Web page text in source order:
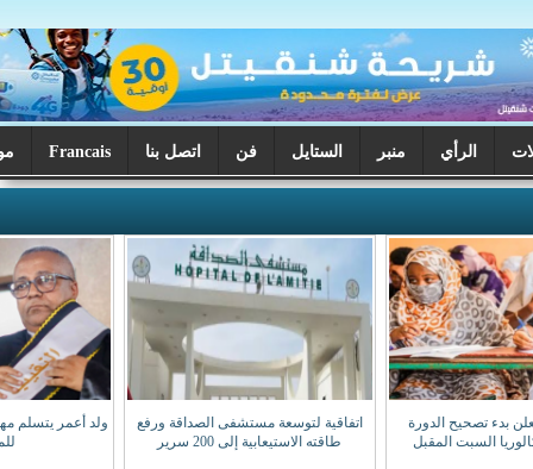
الستايل فن اتصل بنا Francais موريتانيا اليوم
اتفاقية لتوسعة مستشفى الصداقة ورفع
طاقته الاستيعابية إلى 200 سرير
ولد أعمر يتسلم مهامه نقيبا للهيئة الوطنية